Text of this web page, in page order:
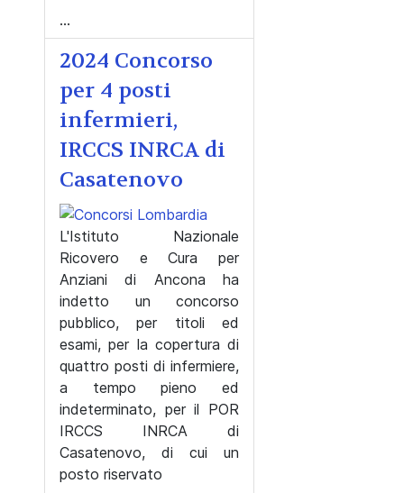
...
2024 Concorso
per 4 posti
infermieri,
IRCCS INRCA di
Casatenovo
L'Istituto Nazionale
Ricovero e Cura per
Anziani di Ancona ha
indetto un concorso
pubblico, per titoli ed
esami, per la copertura di
quattro posti di infermiere,
a tempo pieno ed
indeterminato, per il POR
IRCCS INRCA di
Casatenovo, di cui un
posto riservato